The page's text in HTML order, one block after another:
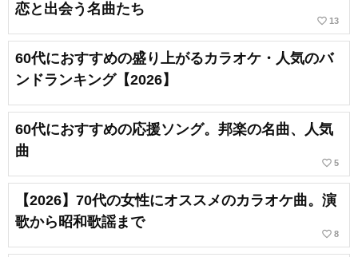
恋と出会う名曲たち
favorite_border 13
60代におすすめの盛り上がるカラオケ・人気のバ
ンドランキング【2026】
60代におすすめの応援ソング。邦楽の名曲、人気
曲
favorite_border 5
【2026】70代の女性にオススメのカラオケ曲。演
歌から昭和歌謡まで
favorite_border 8